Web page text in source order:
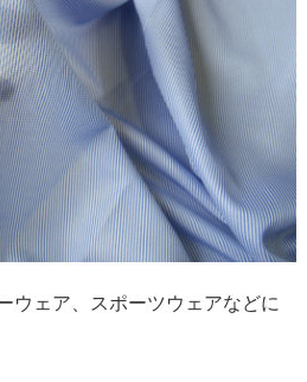
ウェア、スポーツウェアなどに